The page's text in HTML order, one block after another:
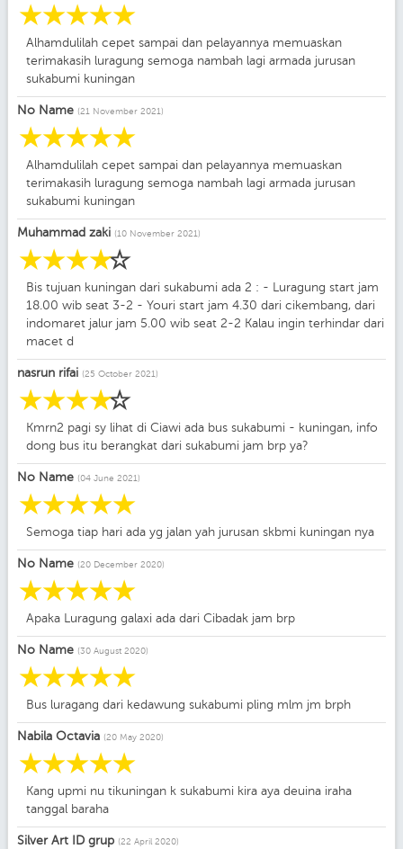
☆
☆
☆
☆
☆
Alhamdulilah cepet sampai dan pelayannya memuaskan
terimakasih luragung semoga nambah lagi armada jurusan
sukabumi kuningan
No Name (21 November 2021)
☆
☆
☆
☆
☆
Alhamdulilah cepet sampai dan pelayannya memuaskan
terimakasih luragung semoga nambah lagi armada jurusan
sukabumi kuningan
Muhammad zaki (10 November 2021)
☆
☆
☆
☆
☆
Bis tujuan kuningan dari sukabumi ada 2 : - Luragung start jam
18.00 wib seat 3-2 - Youri start jam 4.30 dari cikembang, dari
indomaret jalur jam 5.00 wib seat 2-2 Kalau ingin terhindar dari
macet d
nasrun rifai (25 October 2021)
☆
☆
☆
☆
☆
Kmrn2 pagi sy lihat di Ciawi ada bus sukabumi - kuningan, info
dong bus itu berangkat dari sukabumi jam brp ya?
No Name (04 June 2021)
☆
☆
☆
☆
☆
Semoga tiap hari ada yg jalan yah jurusan skbmi kuningan nya
No Name (20 December 2020)
☆
☆
☆
☆
☆
Apaka Luragung galaxi ada dari Cibadak jam brp
No Name (30 August 2020)
☆
☆
☆
☆
☆
Bus luragang dari kedawung sukabumi pling mlm jm brph
Nabila Octavia (20 May 2020)
☆
☆
☆
☆
☆
Kang upmi nu tikuningan k sukabumi kira aya deuina iraha
tanggal baraha
Silver Art ID grup (22 April 2020)